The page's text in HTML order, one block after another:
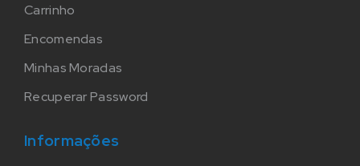
Carrinho
Encomendas
Minhas Moradas
Recuperar Password
Informações